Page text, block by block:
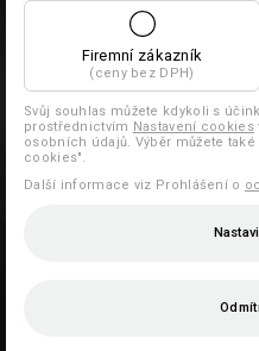
Firemní zákazník
(ceny bez DPH)
Svůj souhlas můžete kdykoli s
prostřednictvím Nastavení cookies
osobních údajů. Výběr můžete
cookies".
Další informace viz Prohlášení o